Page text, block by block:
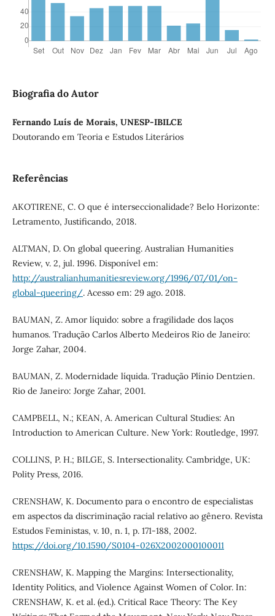
Biografia do Autor
Fernando Luís de Morais, UNESP-IBILCE
Doutorando em Teoria e Estudos Literários
Referências
AKOTIRENE, C. O que é interseccionalidade? Belo Horizonte:
Letramento, Justificando, 2018.
ALTMAN, D. On global queering. Australian Humanities
Review, v. 2, jul. 1996. Disponível em:
http://australianhumanitiesreview.org/1996/07/01/on-
global-queering/. Acesso em: 29 ago. 2018.
BAUMAN, Z. Amor líquido: sobre a fragilidade dos laços
humanos. Tradução Carlos Alberto Medeiros Rio de Janeiro:
Jorge Zahar, 2004.
BAUMAN, Z. Modernidade líquida. Tradução Plínio Dentzien.
Rio de Janeiro: Jorge Zahar, 2001.
CAMPBELL, N.; KEAN, A. American Cultural Studies: An
Introduction to American Culture. New York: Routledge, 1997.
COLLINS, P. H.; BILGE, S. Intersectionality. Cambridge, UK:
Polity Press, 2016.
CRENSHAW, K. Documento para o encontro de especialistas
em aspectos da discriminação racial relativo ao gênero. Revista
Estudos Feministas, v. 10, n. 1, p. 171-188, 2002.
https://doi.org/10.1590/S0104-026X2002000100011
CRENSHAW, K. Mapping the Margins: Intersectionality,
Identity Politics, and Violence Against Women of Color. In:
CRENSHAW, K. et al. (ed.). Critical Race Theory: The Key